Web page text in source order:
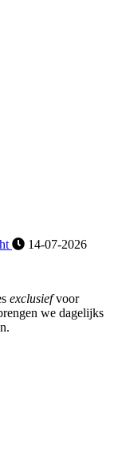
14-07-2026
exclusiefvoor
we dagelijks